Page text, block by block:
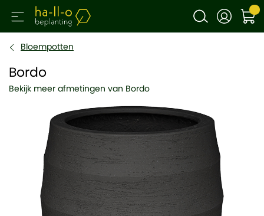
Bloempotten
Bordo
Bekijk meer afmetingen van Bordo